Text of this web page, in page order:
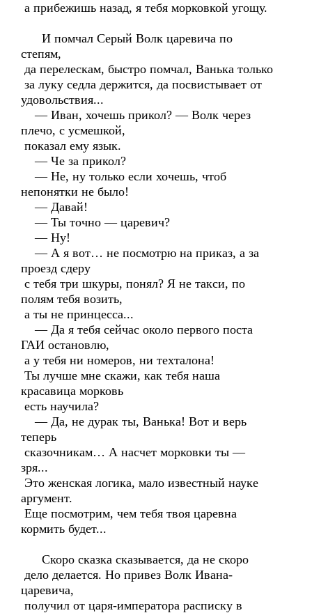
а прибежишь назад, я тебя морковкой угощу.
И помчал Серый Волк царевича по
степям,
да перелескам, быстро помчал, Ванька только
за луку седла держится, да посвистывает от
удовольствия...
— Иван, хочешь прикол? — Волк через
плечо, с усмешкой,
показал ему язык.
— Че за прикол?
— Не, ну только если хочешь, чтоб
непонятки не было!
— Давай!
— Ты точно — царевич?
— Ну!
— А я вот… не посмотрю на приказ, а за
проезд сдеру
с тебя три шкуры, понял? Я не такси, по
полям тебя возить,
а ты не принцесса...
— Да я тебя сейчас около первого поста
ГАИ остановлю,
а у тебя ни номеров, ни техталона!
Ты лучше мне скажи, как тебя наша
красавица морковь
есть научила?
— Да, не дурак ты, Ванька! Вот и верь
теперь
сказочникам… А насчет морковки ты —
зря...
Это женская логика, мало известный науке
аргумент.
Еще посмотрим, чем тебя твоя царевна
кормить будет...
Скоро сказка сказывается, да не скоро
дело делается. Но привез Волк Ивана-
царевича,
получил от царя-императора расписку в